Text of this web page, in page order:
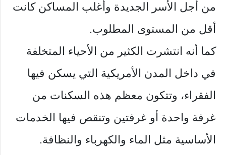
من أجل الأسر الجديدة وأغلب المساكن كانت
أقل من المستوى المطلوب.
كما أنه انتشرت الكثير من الأحياء المتخلفة
في داخل المدن الأمريكية التي يسكن فيها
الفقراء، وتتكون معظم هذه السكنات من
غرفة واحدة أو غرفتين وتنقص فيها الخدمات
الأساسية مثل الماء والكهرباء والنظافة.